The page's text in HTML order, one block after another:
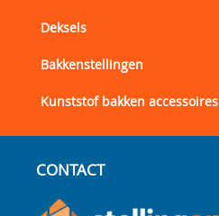
Deksels
Bakkenstellingen
Kunststof bakken accessoires
CONTACT